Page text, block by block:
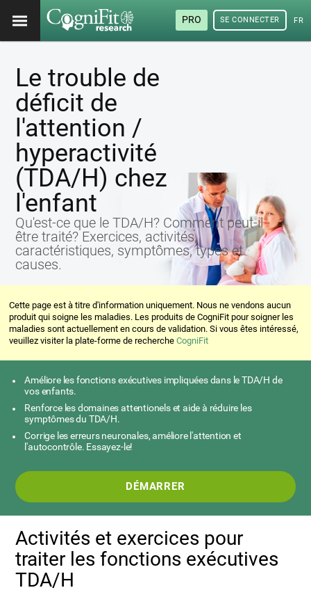
PRO SE CONNECTER
Le trouble de
déficit de
l'attention /
hyperactivité
(TDA/H) chez
l'enfant
Qu'est-ce que le TDA/H? Comment peut-il
être traité? Exercices, activités,
caractéristiques, symptômes, types et
causes.
Cette page est à titre d'information uniquement. Nous ne vendons aucun
produit qui soigne les maladies. Les produits de CogniFit pour soigner les
maladies sont actuellement en cours de validation. Si vous êtes intéressé,
veuillez visiter la plate-forme de rechercheCogniFit
Améliore les fonctions exécutives impliquées dans le TDA/H de
vos enfants.
Renforce les domaines attentionels et aide à réduire les
symptômes du TDA/H.
Corrige les erreurs neuronales, améliore l'attention et
l'autocontrôle. Essayez-le!
DÉMARRER
Activités et exercices pour
traiter les fonctions exécutives
TDA/H